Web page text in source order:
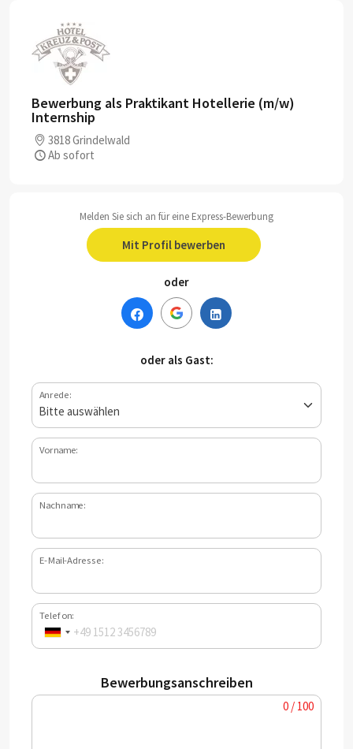
Bewerbung als Praktikant Hotellerie (m/w)
Internship
3818 Grindelwald
Ab sofort
Melden Sie sich an für eine Express-Bewerbung
Mit Profil bewerben
oder
oder als Gast:
Anrede:
Vorname:
Nachname:
E-Mail-Adresse:
Telefon:
Bewerbungsanschreiben
0 / 100